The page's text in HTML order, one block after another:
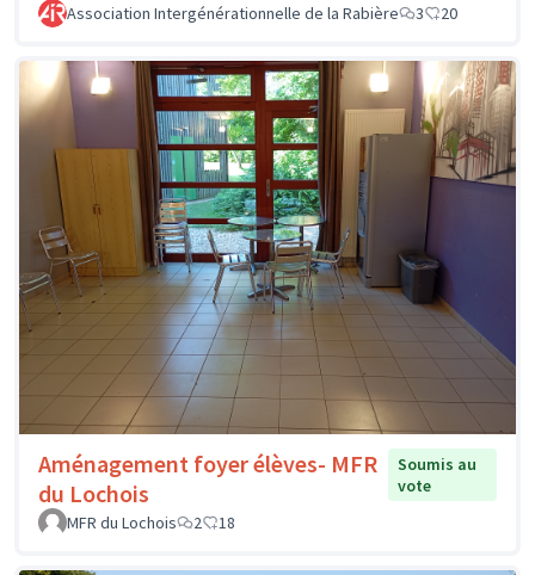
Association Intergénérationnelle de la Rabière
3 20
Aménagement foyer élèves- MFR
du Lochois
Soumis au
vote
MFR du Lochois
2 18